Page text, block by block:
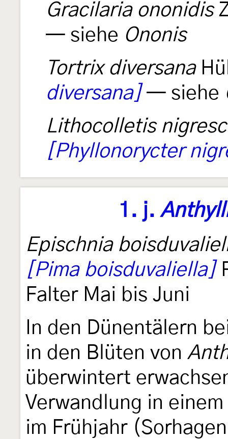
Gracilaria ononidis
— siehe Ononis
Tortrix diversana
diversana]— siehe
Lithocolletis
[Phyllonorycter
1. j.
Epischnia
[Pima boisduvaliella]
Falter Mai bis Juni
In den Dünentälern
in den Blüten von
überwintert
Verwandlung in
im Frühjahr